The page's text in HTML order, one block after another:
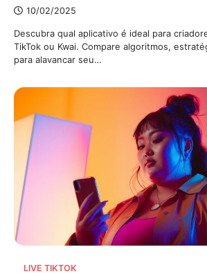
10/02/2025
Descubra qual aplicativo é ideal para
TikTok ou Kwai. Compare algoritmos,
para alavancar seu…
LIVE TIKTOK